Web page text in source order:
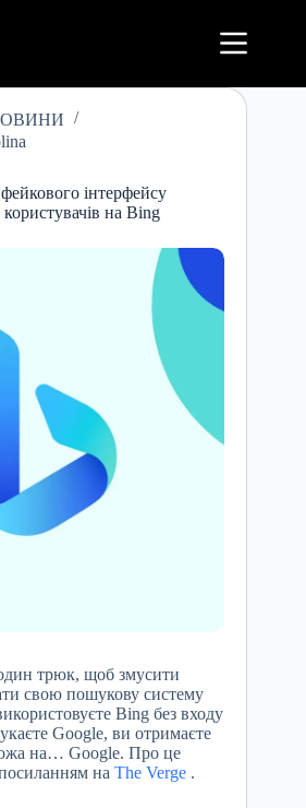
інтерфейсу
на Bing
трюк, щоб змусити
свою пошукову систему
Bing без входу
Google, ви отримаєте
на… Google. Про це
посиланням на The Verge .